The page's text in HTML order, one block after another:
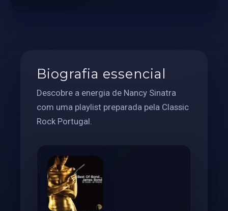
Biografia essencial
Descobre a energia de Nancy Sinatra
com uma playlist preparada pela Classic
Rock Portugal.